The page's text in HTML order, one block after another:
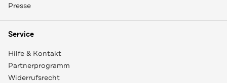
Presse
Service
Hilfe & Kontakt
Partnerprogramm
Widerrufsrecht